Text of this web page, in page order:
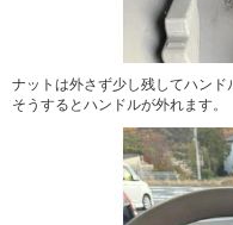
ナットは外さず少し残してハンド
そうするとハンドルが外れます。